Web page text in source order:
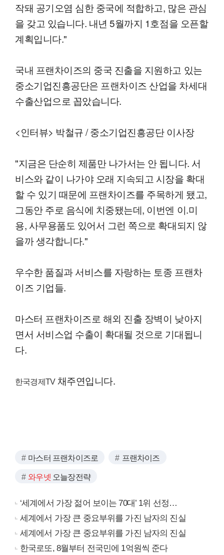
작돼 공기오염 심한 중국에 적합하고, 많은 관심
을 갖고 있습니다. 내년 5월까지 1호점을 오픈할
계획입니다."
국내 프랜차이즈의 중국 진출을 지원하고 있는
중소기업진흥공단은 프랜차이즈 산업을 차세대
수출산업으로 꼽았습니다.
<인터뷰> 박철규 / 중소기업진흥공단 이사장
"지금은 단순히 제품만 나가서는 안 됩니다. 서
비스와 같이 나가야 오래 지속되고 시장을 확대
할 수 있기 때문에 프랜차이즈를 주목하게 됐고,
그동안 주로 음식에 치중됐는데, 이번엔 이.미
용, 사무용품도 있어서 그런 쪽으로 확대되지 않
을까 생각합니다."
우수한 품질과 서비스를 자랑하는 토종 프랜차
이즈 기업들.
마스터 프랜차이즈로 해외 진출 장벽이 낮아지
면서 서비스업 수출이 확대될 것으로 기대됩니
다.
한국경제TV채주연입니다.
마스터 프랜차이즈로 프랜차이즈
와우넷 오늘장전략
‘세계에서 가장 젊어 보이는 70대’ 1위 선정…
세계에서 가장 큰 중요부위를 가진 남자의 진실
세계에서 가장 큰 중요부위를 가진 남자의 진실
한국로또, 8월부터 전국민에 1억원씩 준다